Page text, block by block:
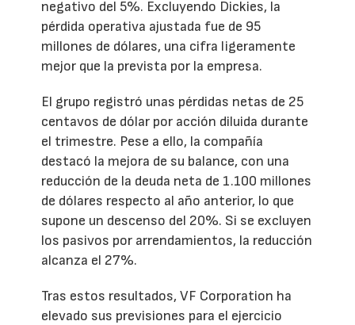
negativo del 5%. Excluyendo Dickies, la
pérdida operativa ajustada fue de 95
millones de dólares, una cifra ligeramente
mejor que la prevista por la empresa.
El grupo registró unas pérdidas netas de 25
centavos de dólar por acción diluida durante
el trimestre. Pese a ello, la compañía
destacó la mejora de su balance, con una
reducción de la deuda neta de 1.100 millones
de dólares respecto al año anterior, lo que
supone un descenso del 20%. Si se excluyen
los pasivos por arrendamientos, la reducción
alcanza el 27%.
Tras estos resultados, VF Corporation ha
elevado sus previsiones para el ejercicio